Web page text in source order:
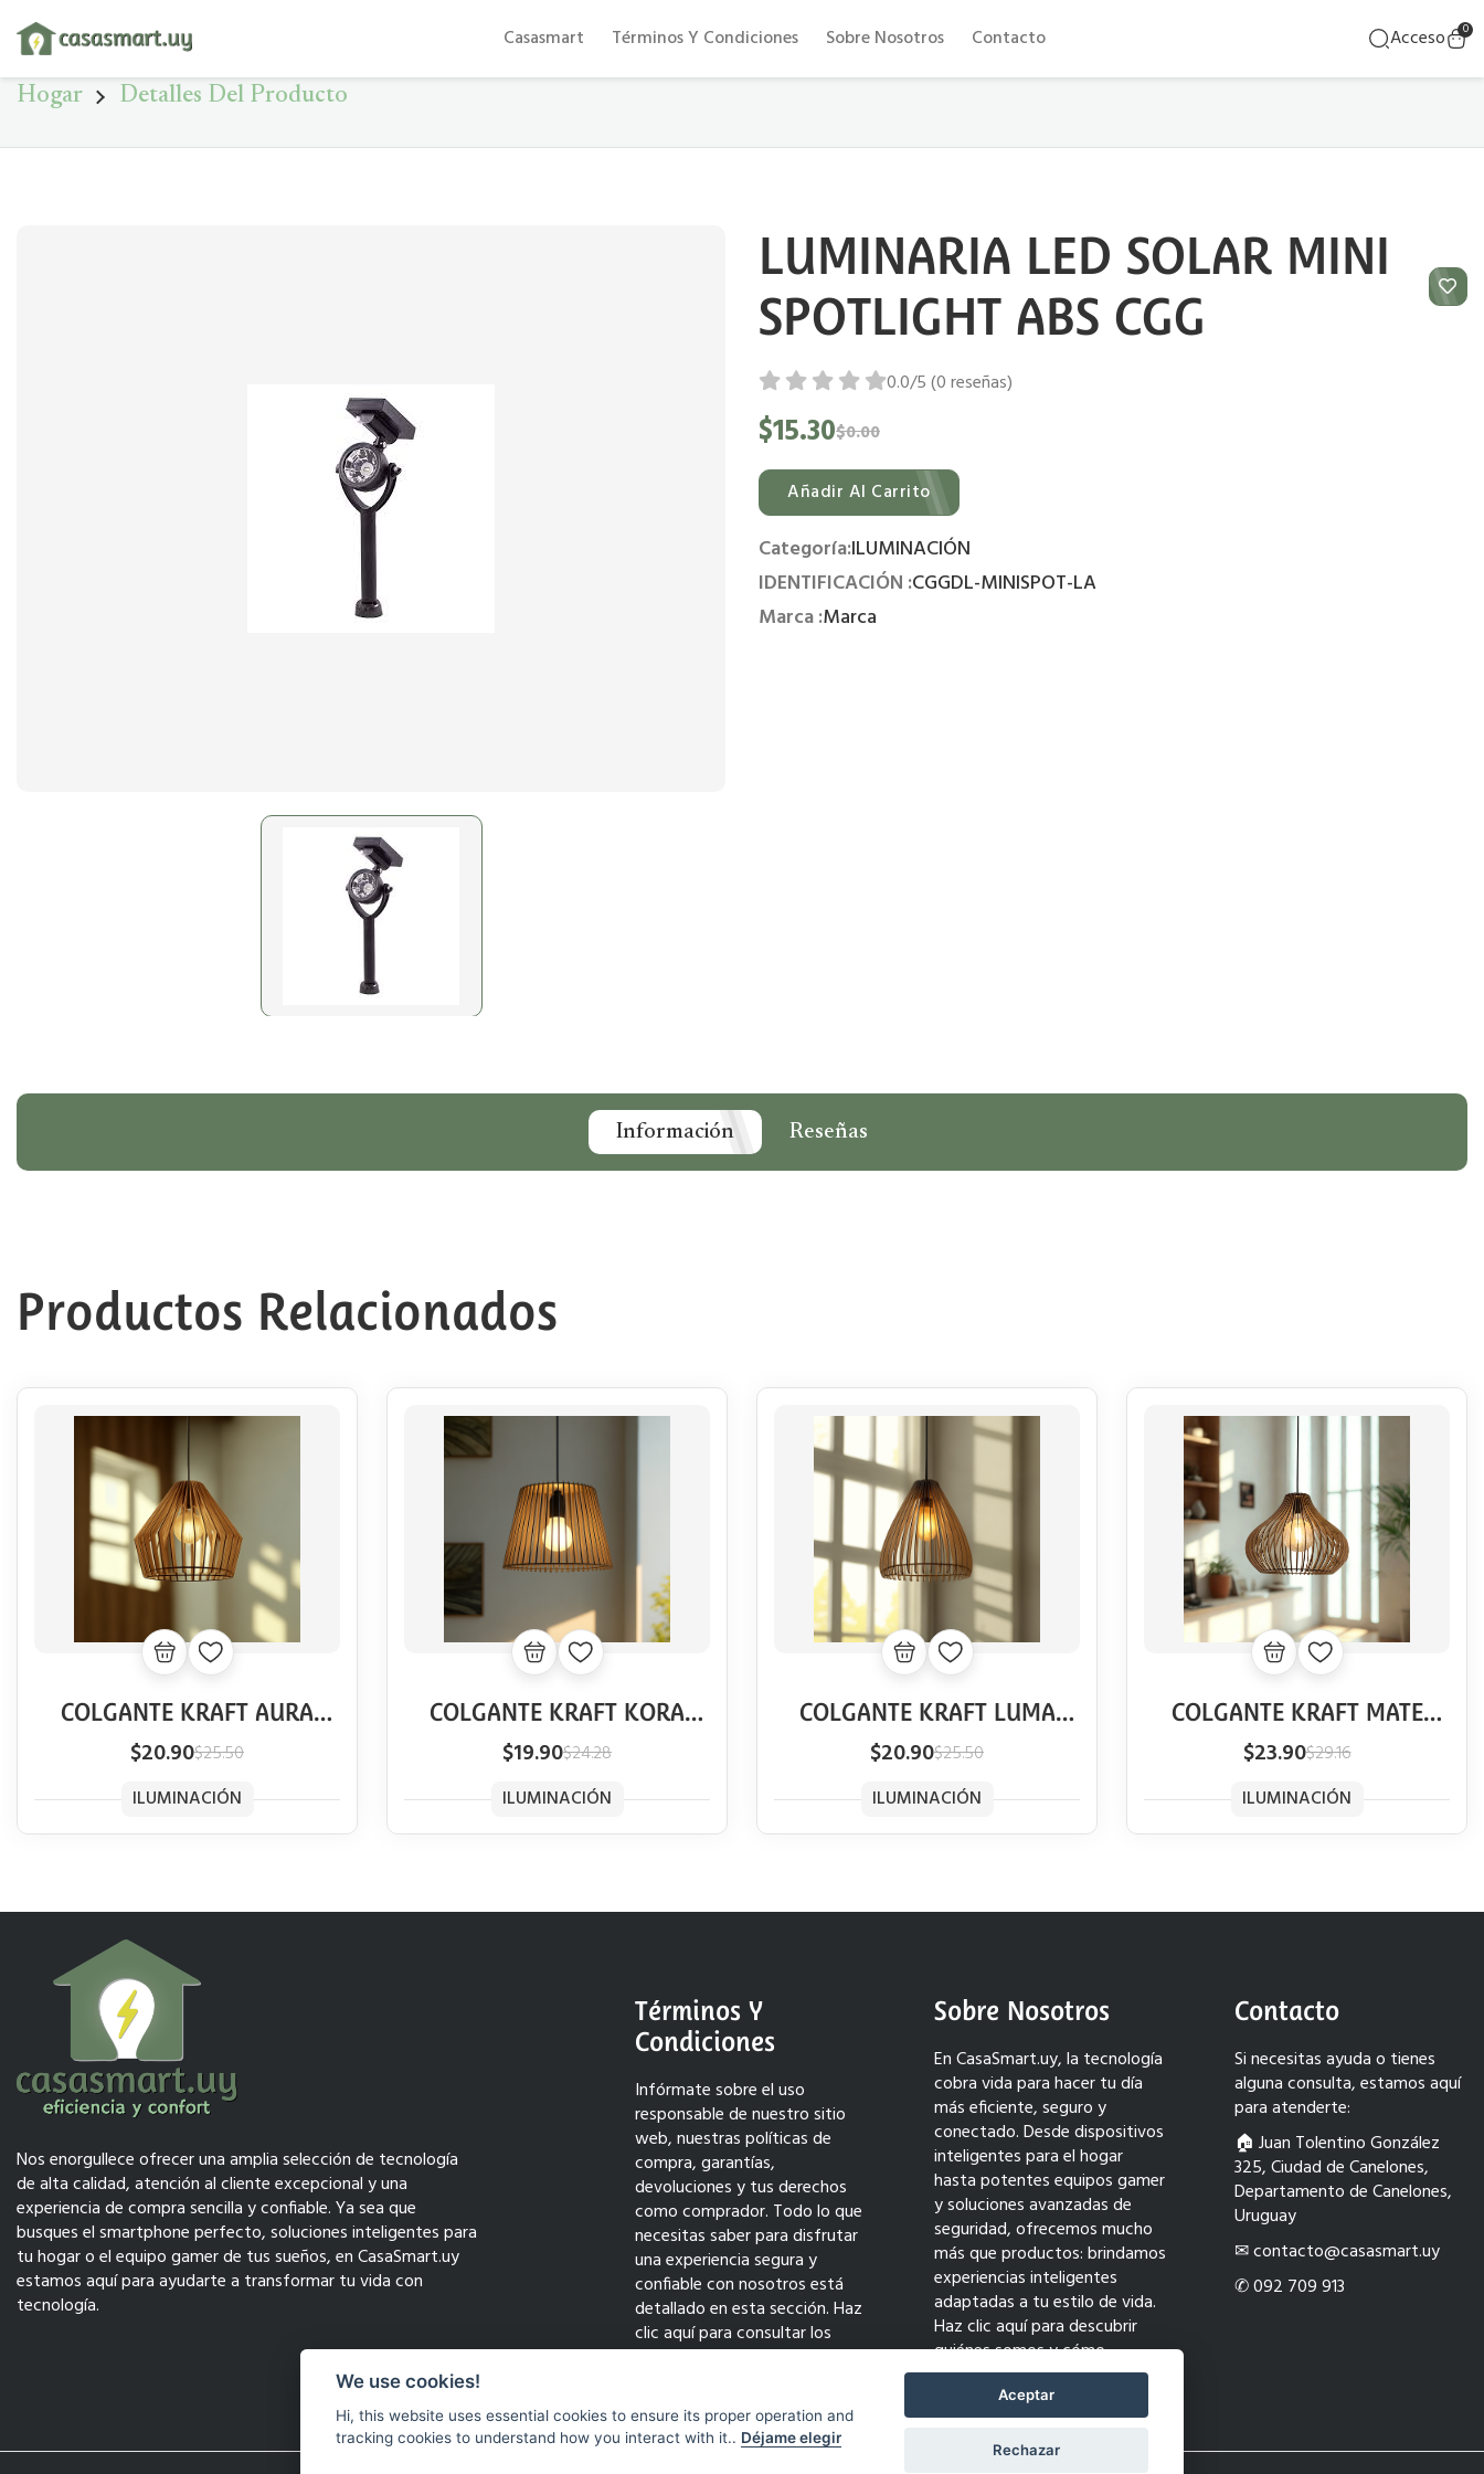
Casasmart Términos Y Condiciones Sobre Nosotros Contacto Acceso 0
Hogar Detalles Del Producto
LUMINARIA LED SOLAR MINI
SPOTLIGHT ABS CGG
0.0/5 (0 reseñas)
$15.30$0.00
Añadir Al Carrito
Categoría:ILUMINACIÓN
IDENTIFICACIÓN :CGGDL-MINISPOT-LA
Marca :Marca
Información Reseñas
Productos Relacionados
COLGANTE KRAFT AURA
VINTAGE
$20.90$25.50
ILUMINACIÓN
COLGANTE KRAFT KORA
VINTAGE
$19.90$24.28
ILUMINACIÓN
COLGANTE KRAFT LUMA
VINTAGE
$20.90$25.50
ILUMINACIÓN
COLGANTE KRAFT MATE
VINTAGE
$23.90$29.16
ILUMINACIÓN
Nos enorgullece ofrecer una amplia selección de tecnología
de alta calidad, atención al cliente excepcional y una
experiencia de compra sencilla y confiable. Ya sea que
busques el smartphone perfecto, soluciones inteligentes para
tu hogar o el equipo gamer de tus sueños, en CasaSmart.uy
estamos aquí para ayudarte a transformar tu vida con
tecnología.
Términos Y
Condiciones
Infórmate sobre el uso
responsable de nuestro sitio
web, nuestras políticas de
compra, garantías,
devoluciones y tus derechos
como comprador. Todo lo que
necesitas saber para disfrutar
una experiencia segura y
confiable con nosotros está
detallado en esta sección. Haz
clic aquí para consultar los
términos completos y comprar
Sobre Nosotros
En CasaSmart.uy, la tecnología
cobra vida para hacer tu día
más eficiente, seguro y
conectado. Desde dispositivos
inteligentes para el hogar
hasta potentes equipos gamer
y soluciones avanzadas de
seguridad, ofrecemos mucho
más que productos: brindamos
experiencias inteligentes
adaptadas a tu estilo de vida.
Haz clic aquí para descubrir
quiénes somos y cómo
transformamos tu mundo con
innovación.
Contacto
Si necesitas ayuda o tienes
alguna consulta, estamos aquí
para atenderte:
🏠︎ Juan Tolentino González
325, Ciudad de Canelones,
Departamento de Canelones,
Uruguay
✉ contacto@casasmart.uy
✆ 092 709 913
We use cookies!
Hi, this website uses essential cookies to ensure its proper operation and
tracking cookies to understand how you interact with it.. Déjame elegir
Aceptar
Rechazar